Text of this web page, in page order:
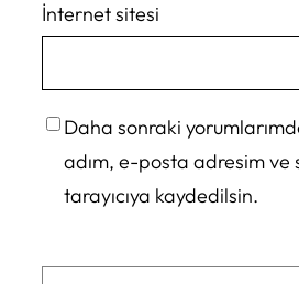
İnternet sitesi
Daha sonraki
adım, e-posta adresim ve
tarayıcıya kaydedilsin.